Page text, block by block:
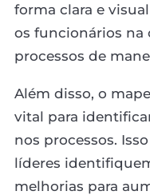
forma clara e
os funcionários na
processos de
Além disso, o
vital para
nos processos.
líderes
melhorias para